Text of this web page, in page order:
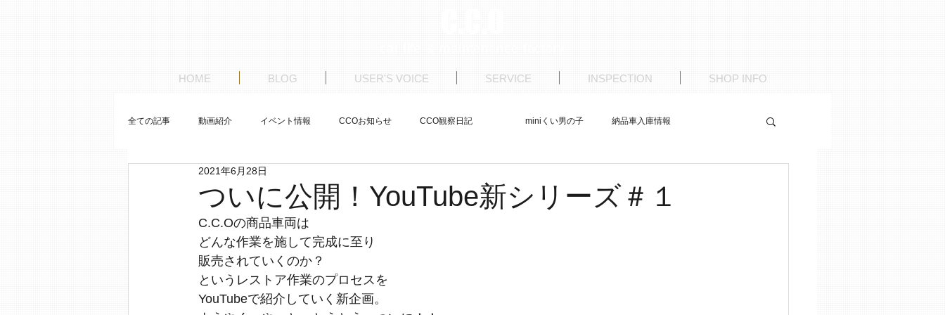
HOME BLOG USER'S VOICE SERVICE INSPECTION SHOP INFO
全ての記事 動画紹介 イベント情報 CCOお知らせ CCO観察日記 miniくい男の子 納品車入庫情報
お客様の車紹介 ゼロから始めるレストア日記
ついに公開！YouTube新シリーズ＃１
2021年6月28日
C.C.Oの商品車両は
どんな作業を施して完成に至り
販売されていくのか？
というレストア作業のプロセスを
YouTubeで紹介していく新企画。